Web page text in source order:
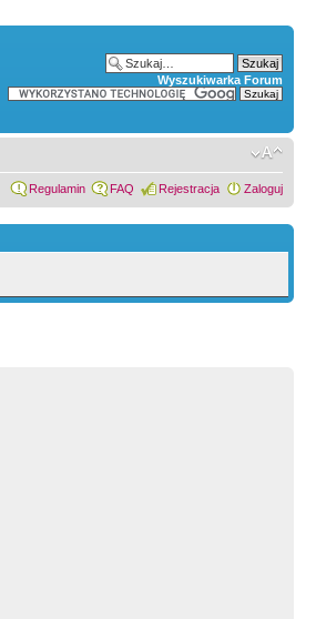
Wyszukiwarka Forum
Regulamin FAQ Rejestracja Zaloguj